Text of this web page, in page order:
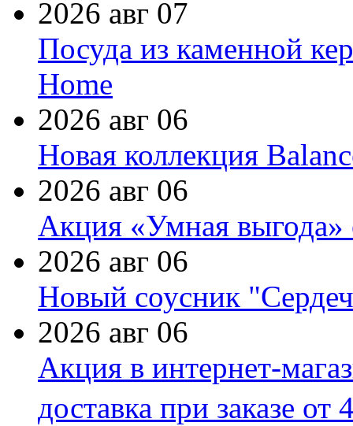
2026 авг 07
Посуда из каменной
Home
2026 авг 06
Новая коллекция
2026 авг 06
Акция «Умная выгода»
2026 авг 06
Новый соусник
2026 авг 06
Акция в интернет-
доставка при заказе от